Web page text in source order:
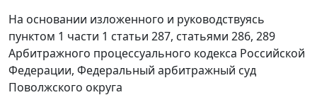
На основании изложенного и руководствуясь
пунктом 1 части 1 статьи 287, статьями 286, 289
Арбитражного процессуального кодекса Российской
Федерации, Федеральный арбитражный суд
Поволжского округа